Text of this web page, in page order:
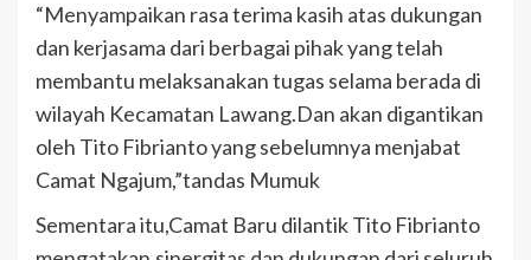
“Menyampaikan rasa terima kasih atas dukungan
dan kerjasama dari berbagai pihak yang telah
membantu melaksanakan tugas selama berada di
wilayah Kecamatan Lawang.Dan akan digantikan
oleh Tito Fibrianto yang sebelumnya menjabat
Camat Ngajum,”tandas Mumuk
Sementara itu,Camat Baru dilantik Tito Fibrianto